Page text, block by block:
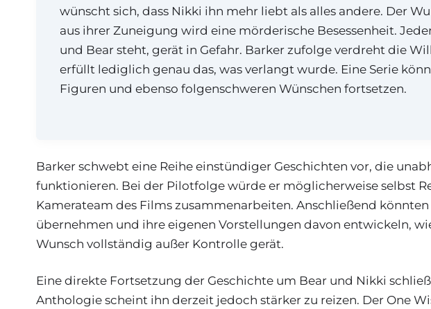
wünscht sich, dass Nikki ihn mehr liebt als alles andere. Der
aus ihrer Zuneigung wird eine mörderische Besessenheit.
und Bear steht, gerät in Gefahr. Barker zufolge verdreht die
erfüllt lediglich genau das, was verlangt wurde. Eine Serie
Figuren und ebenso folgenschweren Wünschen fortsetzen.
Barker schwebt eine Reihe einstündiger Geschichten vor, die
funktionieren. Bei der Pilotfolge würde er möglicherweise selbst
Kamerateam des Films zusammenarbeiten. Anschließend
übernehmen und ihre eigenen Vorstellungen davon entwickeln,
Wunsch vollständig außer Kontrolle gerät.
Eine direkte Fortsetzung der Geschichte um Bear und Nikki
Anthologie scheint ihn derzeit jedoch stärker zu reizen. Der One